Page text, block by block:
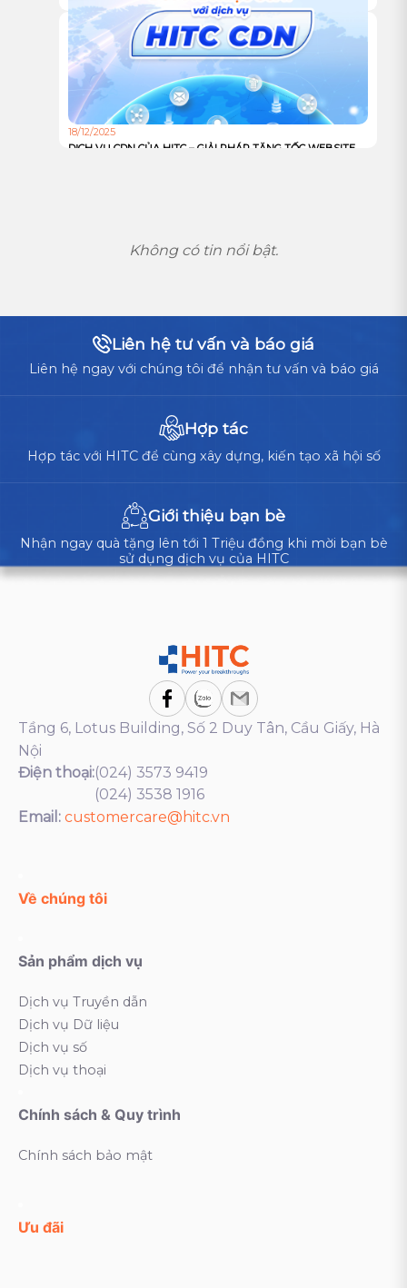
TỰ XÂY HAY THUÊ TRUNG TÂM DỮ LIỆU: ĐÂU LÀ LỰA
CHỌN TỐI ƯU CHO DOANH NGHIỆP?
18/12/2025
DỊCH VỤ CDN CỦA HITC – GIẢI PHÁP TĂNG TỐC WEBSITE
Không có tin nổi bật.
Liên hệ tư vấn và báo giá
Liên hệ ngay với chúng tôi để nhận tư vấn và báo giá
Hợp tác
Hợp tác với HITC để cùng xây dựng, kiến tạo xã hội số
Giới thiệu bạn bè
Nhận ngay quà tặng lên tới 1 Triệu đồng khi mời bạn bè
sử dụng dịch vụ của HITC
Tầng 6, Lotus Building, Số 2 Duy Tân, Cầu Giấy, Hà
Nội
Điện thoại:(024) 3573 9419
(024) 3538 1916
Email: customercare@hitc.vn
Về chúng tôi
Sản phẩm dịch vụ
Dịch vụ Truyền dẫn
Dịch vụ Dữ liệu
Dịch vụ số
Dịch vụ thoại
Chính sách & Quy trình
Chính sách bảo mật
Ưu đãi